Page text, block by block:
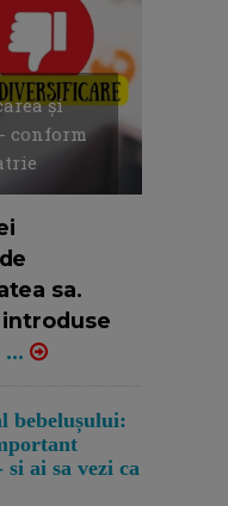
și
conform
sa.
...
bebelușului:
ai sa vezi ca